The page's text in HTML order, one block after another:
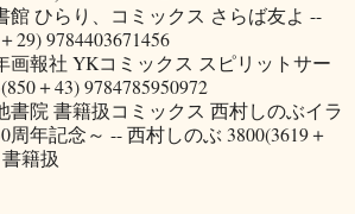
館 ひらり、コミックス さらば友よ --
29) 9784403671456
画報社 YKコミックス スピリットサー
＋43) 9784785950972
書院 書籍扱コミックス 西村しのぶイラ
周年記念～ -- 西村しのぶ 3800(3619＋
書籍扱